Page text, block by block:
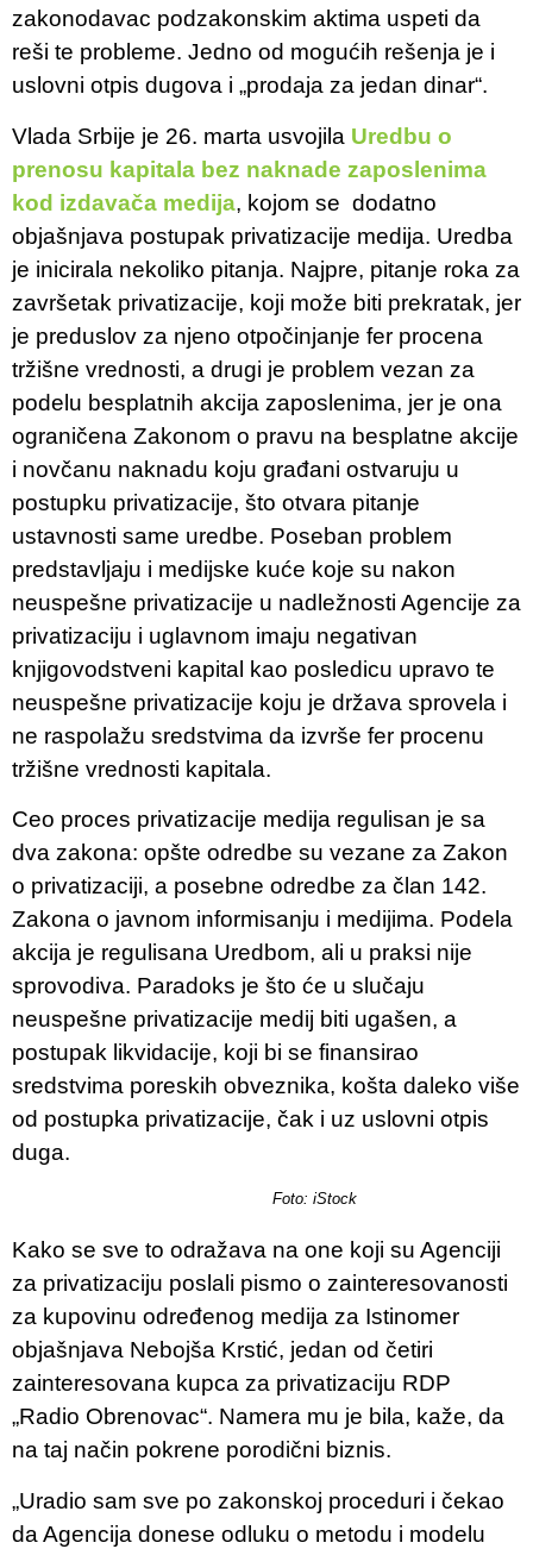
zakonodavac podzakonskim aktima uspeti da
reši te probleme. Jedno od mogućih rešenja je i
uslovni otpis dugova i „prodaja za jedan dinar“.
Vlada Srbije je 26. marta usvojila Uredbu o
prenosu kapitala bez naknade zaposlenima
kod izdavača medija, kojom se dodatno
objašnjava postupak privatizacije medija. Uredba
je inicirala nekoliko pitanja. Najpre, pitanje roka za
završetak privatizacije, koji može biti prekratak, jer
je preduslov za njeno otpočinjanje fer procena
tržišne vrednosti, a drugi je problem vezan za
podelu besplatnih akcija zaposlenima, jer je ona
ograničena Zakonom o pravu na besplatne akcije
i novčanu naknadu koju građani ostvaruju u
postupku privatizacije, što otvara pitanje
ustavnosti same uredbe. Poseban problem
predstavljaju i medijske kuće koje su nakon
neuspešne privatizacije u nadležnosti Agencije za
privatizaciju i uglavnom imaju negativan
knjigovodstveni kapital kao posledicu upravo te
neuspešne privatizacije koju je država sprovela i
ne raspolažu sredstvima da izvrše fer procenu
tržišne vrednosti kapitala.
Ceo proces privatizacije medija regulisan je sa
dva zakona: opšte odredbe su vezane za Zakon
o privatizaciji, a posebne odredbe za član 142.
Zakona o javnom informisanju i medijima. Podela
akcija je regulisana Uredbom, ali u praksi nije
sprovodiva. Paradoks je što će u slučaju
neuspešne privatizacije medij biti ugašen, a
postupak likvidacije, koji bi se finansirao
sredstvima poreskih obveznika, košta daleko više
od postupka privatizacije, čak i uz uslovni otpis
duga.
Foto: iStock
Kako se sve to odražava na one koji su Agenciji
za privatizaciju poslali pismo o zainteresovanosti
za kupovinu određenog medija za Istinomer
objašnjava Nebojša Krstić, jedan od četiri
zainteresovana kupca za privatizaciju RDP
„Radio Obrenovac“. Namera mu je bila, kaže, da
na taj način pokrene porodični biznis.
„Uradio sam sve po zakonskoj proceduri i čekao
da Agencija donese odluku o metodu i modelu